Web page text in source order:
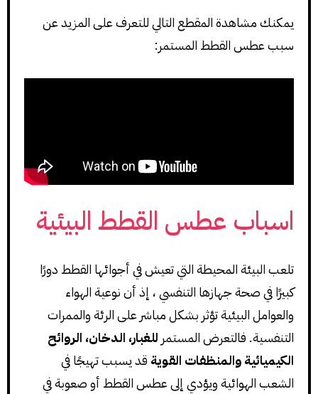
يمكنك مشاهدة المقطع التالي للتعرف على المزيد عن
سبب عطس القطط المستمر:
اسباب عطس القطط البيئية
تلعب البيئة المحيطة التي تعيش في أجوائها القطط دورًا
كبيرًا في صحة جهازها التنفسي ، إذ أن نوعية الهواء
والعوامل البيئية تؤثر بشكل مباشر على الرئة والممرات
التنفسية. فالتعرض المستمر للغبار، الدخان، الروائح
الكيميائية والمنظفات القوية قد يسبب تهيجًا في
الشعب الهوائية ويؤدي إلى عطس القطط أو صعوبة في